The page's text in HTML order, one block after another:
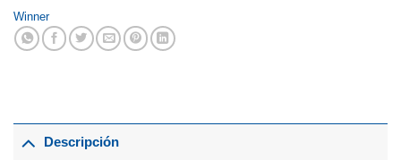
Winner
Descripción